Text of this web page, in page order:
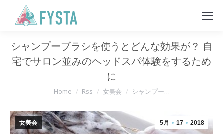
シャンプーブラシを使うとどんな効果が？ 自
宅でサロン並みのヘッドスパ体験をするため
に
You are here:
Home Rss 女美会 シャンプー…
5月 17 2018
女美会